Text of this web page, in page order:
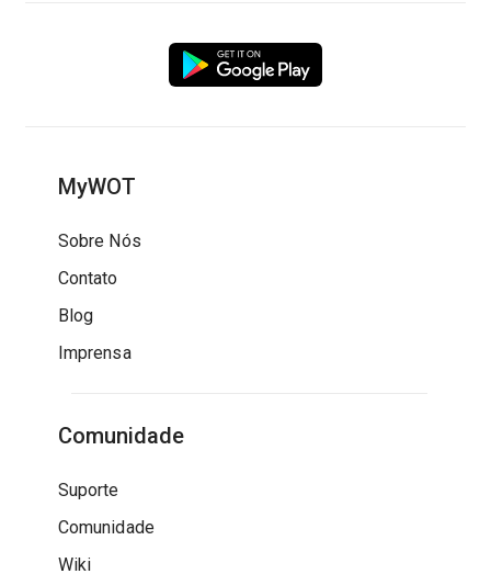
MyWOT
Sobre Nós
Contato
Blog
Imprensa
Comunidade
Suporte
Comunidade
Wiki